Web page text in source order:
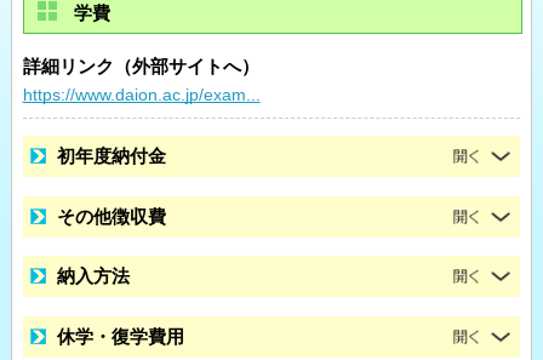
学費
詳細リンク（外部サイトへ）
https://www.daion.ac.jp/exam...
初年度納付金
その他徴収費
納入方法
休学・復学費用